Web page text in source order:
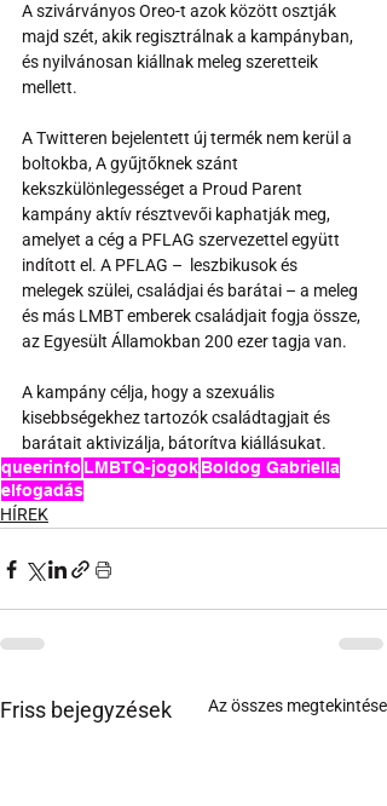
A szivárványos Oreo-t azok között osztják
majd szét, akik regisztrálnak a kampányban,
és nyilvánosan kiállnak meleg szeretteik
mellett.
A Twitteren bejelentett új termék nem kerül a
boltokba, A gyűjtőknek szánt
kekszkülönlegességet a Proud Parent
kampány aktív résztvevői kaphatják meg,
amelyet a cég a PFLAG szervezettel együtt
indított el. A PFLAG –  leszbikusok és
melegek szülei, családjai és barátai – a meleg
és más LMBT emberek családjait fogja össze,
az Egyesült Államokban 200 ezer tagja van.
A kampány célja, hogy a szexuális
kisebbségekhez tartozók családtagjait és
barátait aktivizálja, bátorítva kiállásukat.
queerinfo LMBTQ-jogokBoldog Gabriella
elfogadás
HÍREK
Friss bejegyzések Az összes megtekintése